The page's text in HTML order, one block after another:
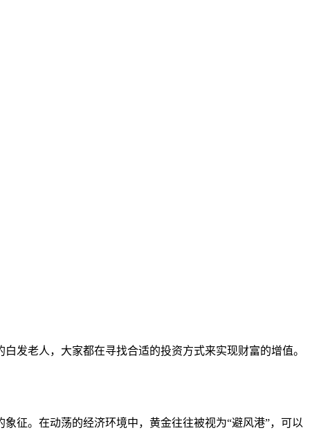
发老人，大家都在寻找合适的投资方式来实现财富的增值。
征。在动荡的经济环境中，黄金往往被视为“避风港”，可以